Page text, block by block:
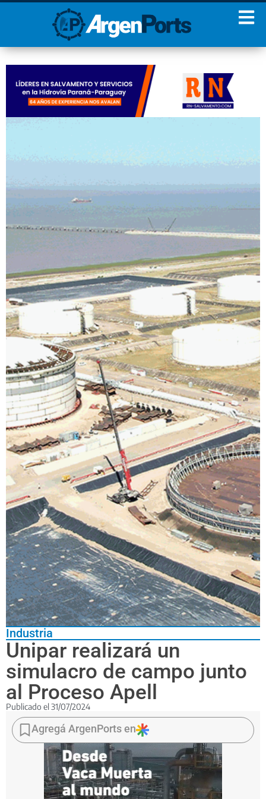
Industria
Unipar realizará un
simulacro de campo junto
al Proceso Apell
Publicado el 31/07/2024
Será
el
viernes
Agregá ArgenPorts en
¡Sumate a nuestro
Newsletter!
Nombre Apellidos